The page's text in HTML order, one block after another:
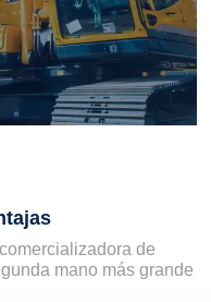
de
mano más grande